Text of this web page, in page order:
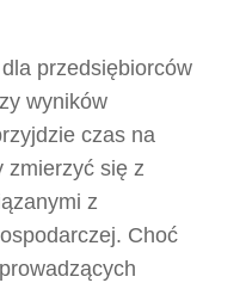
przedsiębiorców
wyników
czas na
zmierzyć się z
z
Choć